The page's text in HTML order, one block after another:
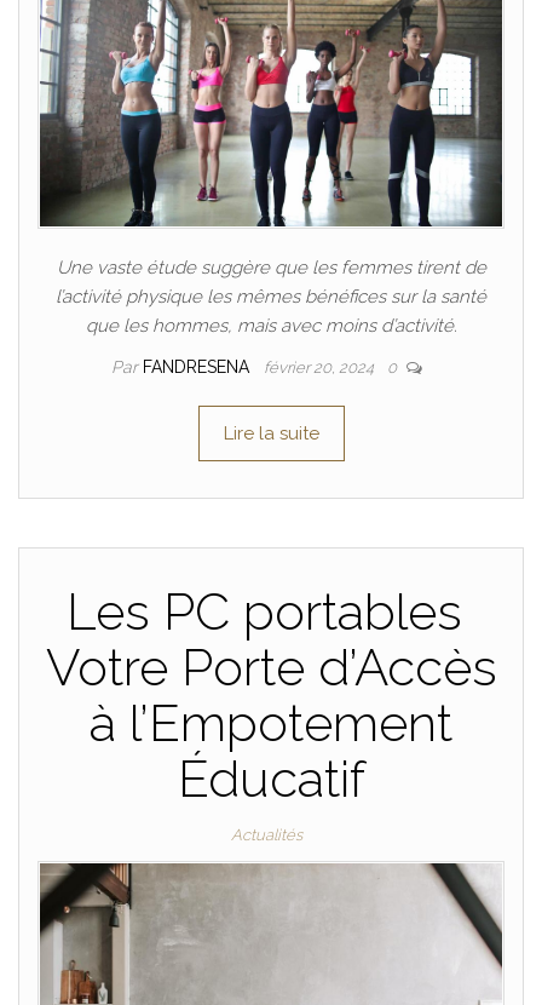
Une vaste étude suggère que les femmes tirent de
l’activité physique les mêmes bénéfices sur la santé
que les hommes, mais avec moins d’activité.
Par FANDRESENA février 20, 2024 0
Lire la suite
Les PC portables
Votre Porte d’Accès
à l’Empotement
Éducatif
Actualités